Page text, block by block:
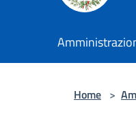
Home >